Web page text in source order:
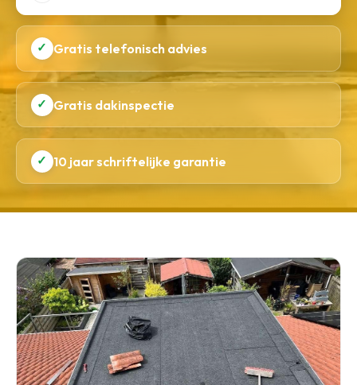
✓ Gratis telefonisch advies
✓ Gratis dakinspectie
✓ 10 jaar schriftelijke garantie